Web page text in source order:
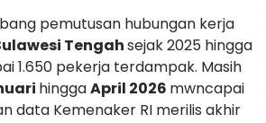
pemutusan hubungan kerja
Tengahsejak 2025 hingga
1.650 pekerja terdampak. Masih
hinggaApril 2026 mwncapai
data Kemenaker RI merilis akhir